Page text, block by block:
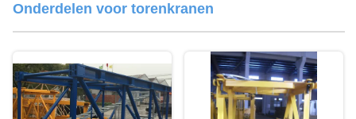
Onderdelen voor torenkranen